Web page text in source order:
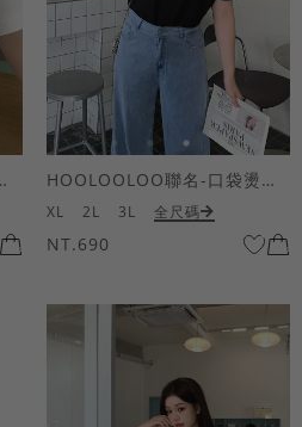
熊短袖上衣 HOOLOOLOO聯名-口袋燙金KUKU熊短袖上衣
XL 2L 3L 全尺碼
NT.690